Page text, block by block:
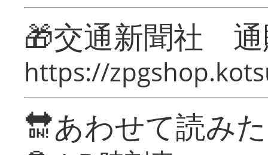
🎁交通新聞社
https://
🔛あわせて読み